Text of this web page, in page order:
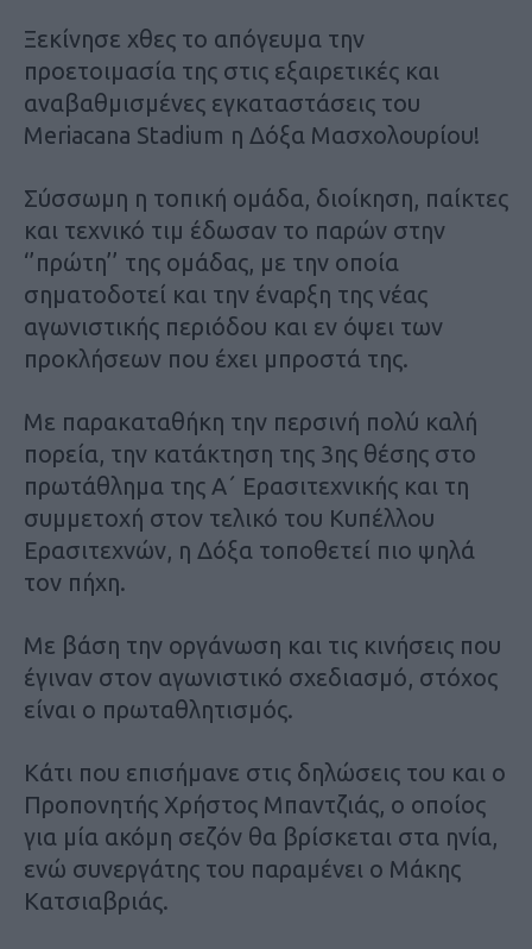
Ξεκίνησε χθες το απόγευμα την
προετοιμασία της στις εξαιρετικές και
αναβαθμισμένες εγκαταστάσεις του
Meriacana Stadium η Δόξα Μασχολουρίου!
Σύσσωμη η τοπική ομάδα, διοίκηση, παίκτες
και τεχνικό τιμ έδωσαν το παρών στην
‘’πρώτη’’ της ομάδας, με την οποία
σηματοδοτεί και την έναρξη της νέας
αγωνιστικής περιόδου και εν όψει των
προκλήσεων που έχει μπροστά της.
Με παρακαταθήκη την περσινή πολύ καλή
πορεία, την κατάκτηση της 3ης θέσης στο
πρωτάθλημα της Α΄ Ερασιτεχνικής και τη
συμμετοχή στον τελικό του Κυπέλλου
Ερασιτεχνών, η Δόξα τοποθετεί πιο ψηλά
τον πήχη.
Με βάση την οργάνωση και τις κινήσεις που
έγιναν στον αγωνιστικό σχεδιασμό, στόχος
είναι ο πρωταθλητισμός.
Κάτι που επισήμανε στις δηλώσεις του και ο
Προπονητής Χρήστος Μπαντζιάς, ο οποίος
για μία ακόμη σεζόν θα βρίσκεται στα ηνία,
ενώ συνεργάτης του παραμένει ο Μάκης
Κατσιαβριάς.